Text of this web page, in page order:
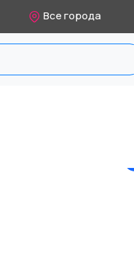
Все города